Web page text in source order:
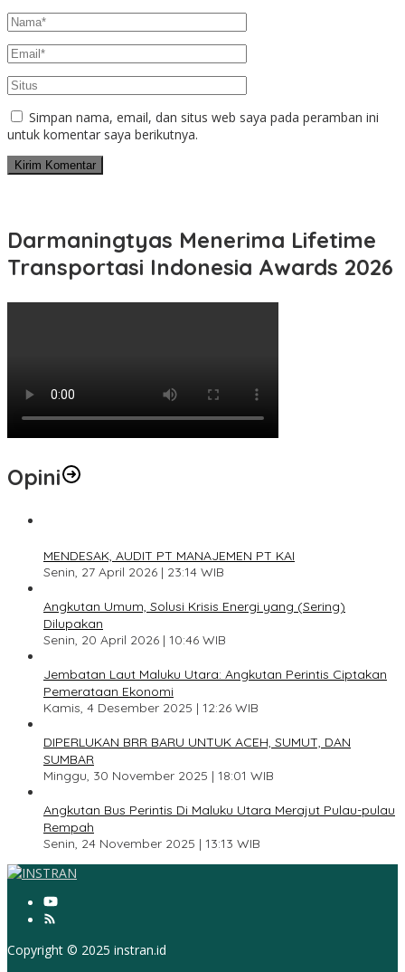
Simpan nama, email, dan situs web saya pada peramban ini
untuk komentar saya berikutnya.
Darmaningtyas Menerima Lifetime
Transportasi Indonesia Awards 2026
Opini
MENDESAK, AUDIT PT MANAJEMEN PT KAI
Senin, 27 April 2026 | 23:14 WIB
Angkutan Umum, Solusi Krisis Energi yang (Sering)
Dilupakan
Senin, 20 April 2026 | 10:46 WIB
Jembatan Laut Maluku Utara: Angkutan Perintis Ciptakan
Pemerataan Ekonomi
Kamis, 4 Desember 2025 | 12:26 WIB
DIPERLUKAN BRR BARU UNTUK ACEH, SUMUT, DAN
SUMBAR
Minggu, 30 November 2025 | 18:01 WIB
Angkutan Bus Perintis Di Maluku Utara Merajut Pulau-pulau
Rempah
Senin, 24 November 2025 | 13:13 WIB
Copyright © 2025 instran.id